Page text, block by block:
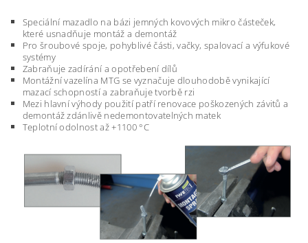
Speciální mazadlo na bázi jemných kovových mikro částeček,
které usnadňuje montáž a demontáž
Pro šroubové spoje, pohyblivé části, vačky, spalovací a výfukové
systémy
Zabraňuje zadírání a opotřebení dílů
Montážní vazelína MTG se vyznačuje dlouhodobě vynikající
mazací schopností a zabraňuje tvorbě rzi
Mezi hlavní výhody použití patří renovace poškozených závitů a
demontáž zdánlivě nedemontovatelných matek
Teplotní odolnost až +1100 °C